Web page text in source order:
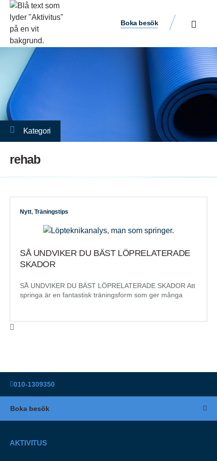
Boka besök
Kategori
rehab
Nytt, Träningstips
SÅ UNDVIKER DU BÄST LÖPRELATERADE
SKADOR
SÅ UNDVIKER DU BÄST LÖPRELATERADE SKADOR Att
springa är en fantastisk träningsform som ger många
010-1309350
Boka besök
AKTIVITUS